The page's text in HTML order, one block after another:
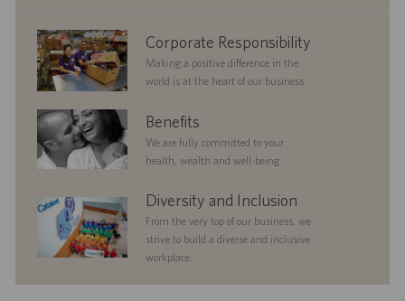
t
e
corporate
responsibility
Corporate Responsibility
Making a positive difference in the
world is at the heart of our business.
benefits Benefits
We are fully committed to your
health, wealth and well-being.
diversityandinclusionDiversity and Inclusion
From the very top of our business, we
strive to build a diverse and inclusive
workplace.